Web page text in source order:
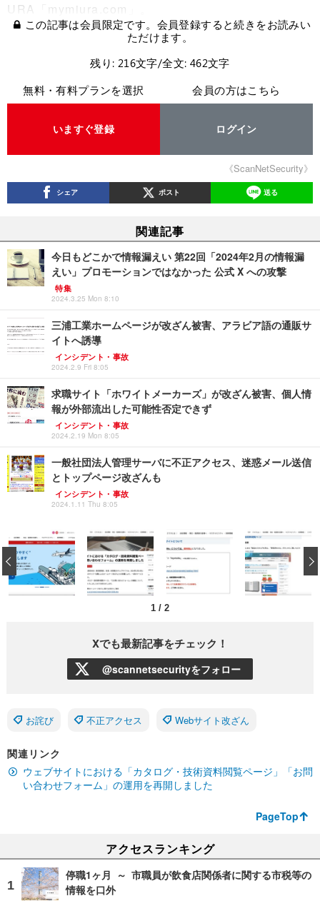
URA「mymiura.com」。
この記事は会員限定です。会員登録すると続きをお読みい
ただけます。
残り: 216文字/全文: 462文字
無料・有料プランを選択
いますぐ登録
会員の方はこちら
ログイン
《ScanNetSecurity》
シェア ポスト 送る
関連記事
今日もどこかで情報漏えい 第22回「2024年2月の情報漏
えい」プロモーションではなかった 公式 X への攻撃
特集
2024.3.25 Mon 8:10
三浦工業ホームページが改ざん被害、アラビア語の通販サ
イトへ誘導
インシデント・事故
2024.2.9 Fri 8:05
求職サイト「ホワイトメーカーズ」が改ざん被害、個人情
報が外部流出した可能性否定できず
インシデント・事故
2024.2.19 Mon 8:05
一般社団法人管理サーバに不正アクセス、迷惑メール送信
とトップページ改ざんも
インシデント・事故
2024.1.11 Thu 8:05
1 / 2
‹
Xでも最新記事をチェック！
@scannetsecurityをフォロー
お詫び 不正アクセス Webサイト改ざん
関連リンク
ウェブサイトにおける「カタログ・技術資料閲覧ページ」「お問
い合わせフォーム」の運用を再開しました
PageTop
アクセスランキング
停職1ヶ月 ～ 市職員が飲食店関係者に関する市税等の
情報を口外